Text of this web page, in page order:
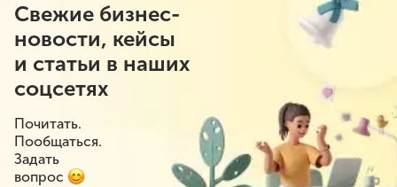
Свежие бизнес-
новости, кейсы
и статьи в наших
соцсетях
Почитать.
Пообщаться.
Задать
вопрос